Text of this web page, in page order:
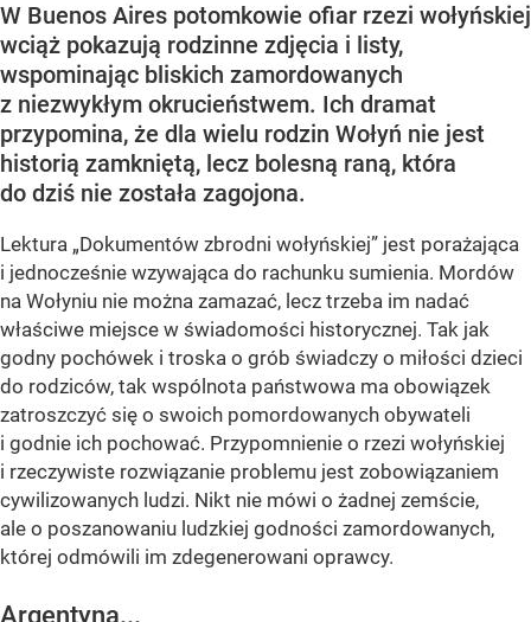
W Buenos Aires potomkowie ofiar rzezi wołyńskiej
wciąż pokazują rodzinne zdjęcia i listy,
wspominając bliskich zamordowanych
z niezwykłym okrucieństwem. Ich dramat
przypomina, że dla wielu rodzin Wołyń nie jest
historią zamkniętą, lecz bolesną raną, która
do dziś nie została zagojona.
Lektura „Dokumentów zbrodni wołyńskiej” jest porażająca
i jednocześnie wzywająca do rachunku sumienia. Mordów
na Wołyniu nie można zamazać, lecz trzeba im nadać
właściwe miejsce w świadomości historycznej. Tak jak
godny pochówek i troska o grób świadczy o miłości dzieci
do rodziców, tak wspólnota państwowa ma obowiązek
zatroszczyć się o swoich pomordowanych obywateli
i godnie ich pochować. Przypomnienie o rzezi wołyńskiej
i rzeczywiste rozwiązanie problemu jest zobowiązaniem
cywilizowanych ludzi. Nikt nie mówi o żadnej zemście,
ale o poszanowaniu ludzkiej godności zamordowanych,
której odmówili im zdegenerowani oprawcy.
Argentyna...